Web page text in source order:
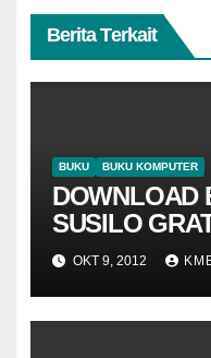
Berita Terkait
BUKU BUKU KOMPUTER
DOWNLOAD
SUSILO
BLOGGING
OKT 9, 2012